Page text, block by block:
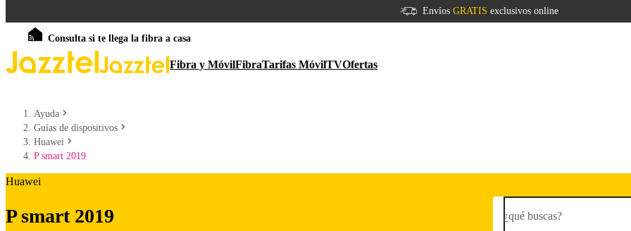
Envíos GRATIS exclusivos online
Consulta si te llega la fibra a casa
Fibra y MóvilFibraTarifas MóvilTVOfertas
Ayuda
Guías de dispositivos
Huawei
P smart 2019
Huawei
P smart 2019 ¿qué buscas?